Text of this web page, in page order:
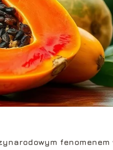
fenomenem